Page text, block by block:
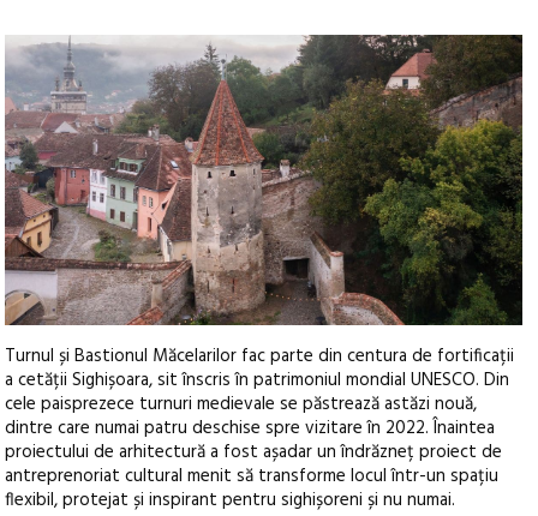
Turnul și Bastionul Măcelarilor fac parte din centura de fortificații
a cetății Sighișoara, sit înscris în patrimoniul mondial UNESCO. Din
cele paisprezece turnuri medievale se păstrează astăzi nouă,
dintre care numai patru deschise spre vizitare în 2022. Înaintea
proiectului de arhitectură a fost așadar un îndrăzneț proiect de
antreprenoriat cultural menit să transforme locul într-un spațiu
flexibil, protejat și inspirant pentru sighișoreni și nu numai.